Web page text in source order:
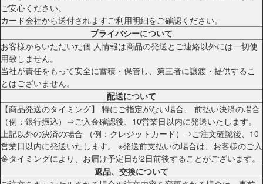
ご安心ください。
カード会社から送付されますご利用明細をご確認ください。
プライバシーについて
お客様からいただいた個 人情報は商品の発送とご連絡以外には一切使
用致しません。
当社が責任をもって安全に蓄積・保管し、第三者に譲渡・提供するこ
とはございません。
配送について
【商品発送のタイミング】 特にご指定がない場合、 前払い決済の場合
（例：銀行振込）⇒ご入金確認後、10営業日以内に発送いたします。
上記以外の決済の場合 （例：クレジットカード）⇒ご注文確認後、10
営業日以内に発送いたします。 ※発送前支払いの場合は、お客様のご入
金タイミングにより、お届け予定日が2日前後することがございます。
返品、交換について